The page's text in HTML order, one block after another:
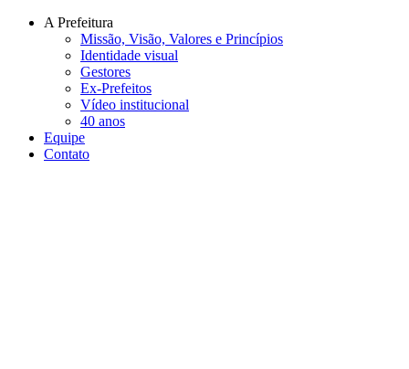
Conteúdo principal
A Prefeitura
Missão, Visão, Valores e Princípios
Identidade visual
Gestores
Ex-Prefeitos
Vídeo institucional
40 anos
Equipe
Contato